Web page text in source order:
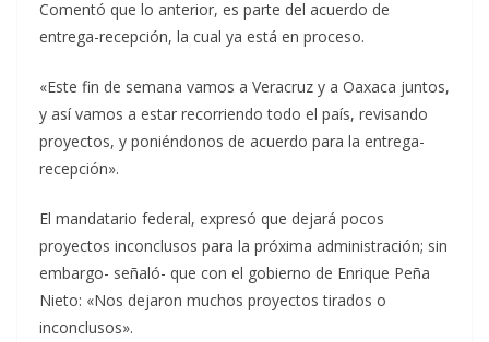
Comentó que lo anterior, es parte del acuerdo de
entrega-recepción, la cual ya está en proceso.
«Este fin de semana vamos a Veracruz y a Oaxaca juntos,
y así vamos a estar recorriendo todo el país, revisando
proyectos, y poniéndonos de acuerdo para la entrega-
recepción».
El mandatario federal, expresó que dejará pocos
proyectos inconclusos para la próxima administración; sin
embargo- señaló- que con el gobierno de Enrique Peña
Nieto: «Nos dejaron muchos proyectos tirados o
inconclusos».